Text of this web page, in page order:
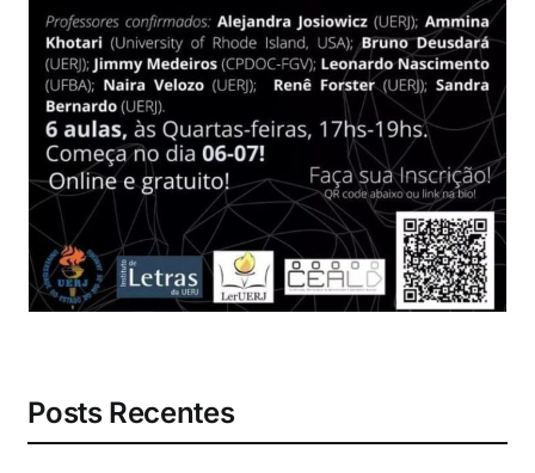
Comunicação
Buscar
resultados
para:
Posts Recentes